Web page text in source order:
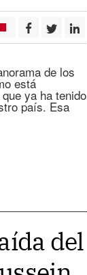
de los
está
ya ha tenido
país. Esa
del